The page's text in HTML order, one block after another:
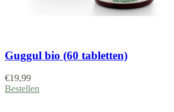
Guggul bio (60 tabletten)
€19,99
Bestellen